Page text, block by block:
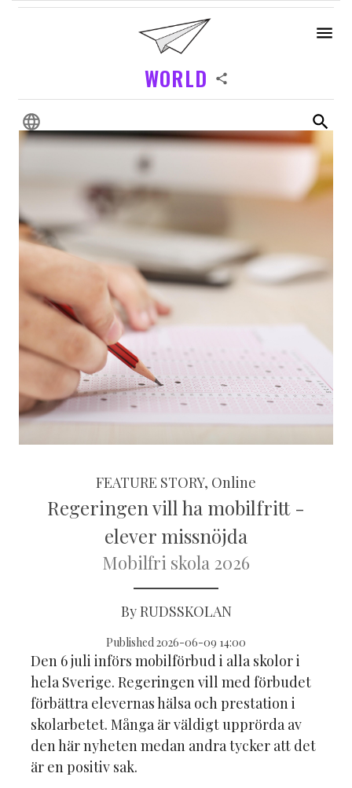
WORLD
FEATURE STORY, Online
Regeringen vill ha mobilfritt -
elever missnöjda
Mobilfri skola 2026
By RUDSSKOLAN
Published 2026-06-09 14:00
Den 6 juli införs mobilförbud i alla skolor i
hela Sverige. Regeringen vill med förbudet
förbättra elevernas hälsa och prestation i
skolarbetet. Många är väldigt upprörda av
den här nyheten medan andra tycker att det
är en positiv sak.